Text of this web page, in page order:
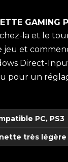
GAMING
la et le
jeu et
Direct-
pour un
PC, PS3
très légère